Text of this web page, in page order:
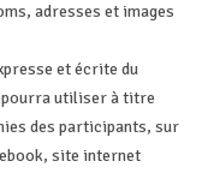
adresses et images
et écrite du
utiliser à titre
des participants, sur
site internet